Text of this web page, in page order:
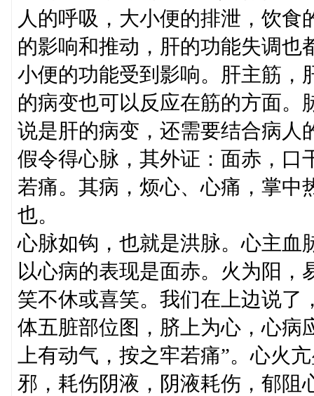
人的呼吸，大小便的排泄，饮
的影响和推动，肝的功能失调也
小便的功能受到影响。肝主筋，
的病变也可以反应在筋的方面。
说是肝的病变，还需要结合病人
假令得心脉，其外证：面赤，口
若痛。其病，烦心、心痛，掌中
也。
心脉如钩，也就是洪脉。心主血
以心病的表现是面赤。火为阳
笑不休或喜笑。我们在上边说了
体五脏部位图，脐上为心，心病
上有动气，按之牢若痛”。心火
邪，耗伤阴液，阴液耗伤，郁阻